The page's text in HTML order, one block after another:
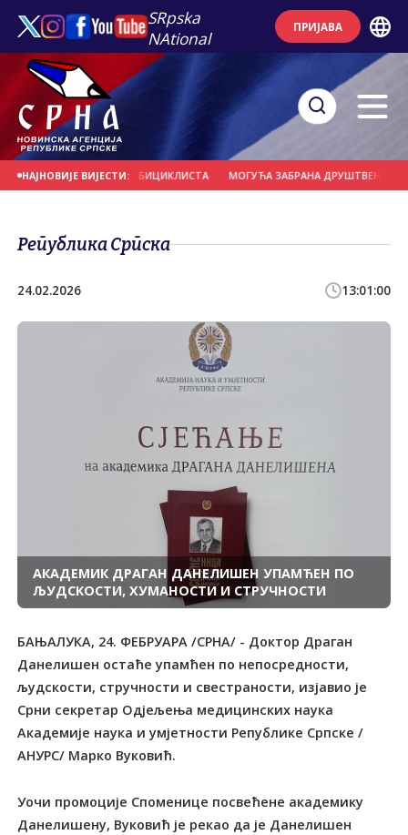
SRpska
NAtional
ПРИЈАВА
НАЈНОВИЈЕ ВИЈЕСТИ:
УДАРИО У ГРУПУ БИЦИКЛИСТА МОГУЋА ЗАБРАНА ДРУШТВЕНИХ
Република Српска
24.02.2026 13:01:00
АКАДЕМИК ДРАГАН ДАНЕЛИШЕН УПАМЋЕН ПО
ЉУДСКОСТИ, ХУМАНОСТИ И СТРУЧНОСТИ
БАЊАЛУКА, 24. ФЕБРУАРА /СРНА/ - Доктор Драган
Данелишен остаће упамћен по непосредности,
људскости, стручности и свестраности, изјавио је
Срни секретар Одјељења медицинских наука
Академије наука и умјетности Републике Српске /
АНУРС/ Марко Вуковић.
Уочи промоције Споменице посвећене академику
Данелишену, Вуковић је рекао да је Данелишен